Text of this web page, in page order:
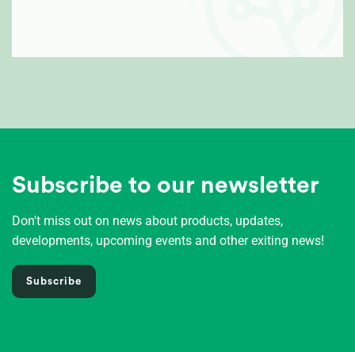
Subscribe to our newsletter
Don't miss out on news about products, updates,
developments, upcoming events and other exiting news!
Subscribe